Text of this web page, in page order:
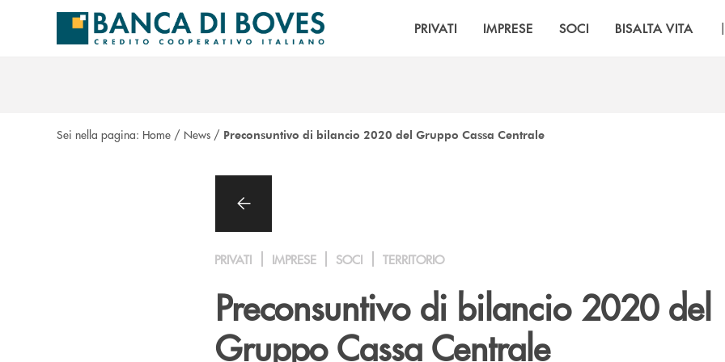
Salta al contenuto principale
PRIVATI IMPRESE SOCI BISALTA VITA |
Sei nella pagina: Home / News / Preconsuntivo di bilancio 2020 del Gruppo Cassa Centrale
PRIVATI IMPRESE SOCI TERRITORIO
Preconsuntivo di bilancio 2020 del
Gruppo Cassa Centrale